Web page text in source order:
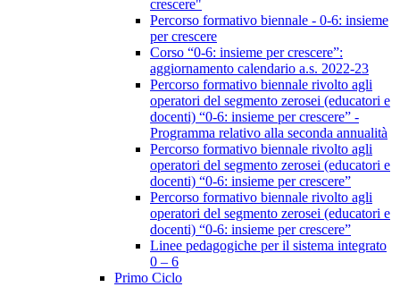
crescere"
Percorso formativo biennale - 0-6: insieme
per crescere
Corso “0-6: insieme per crescere”:
aggiornamento calendario a.s. 2022-23
Percorso formativo biennale rivolto agli
operatori del segmento zerosei (educatori e
docenti) “0-6: insieme per crescere” -
Programma relativo alla seconda annualità
Percorso formativo biennale rivolto agli
operatori del segmento zerosei (educatori e
docenti) “0-6: insieme per crescere”
Percorso formativo biennale rivolto agli
operatori del segmento zerosei (educatori e
docenti) “0-6: insieme per crescere”
Linee pedagogiche per il sistema integrato
0 – 6
Primo Ciclo